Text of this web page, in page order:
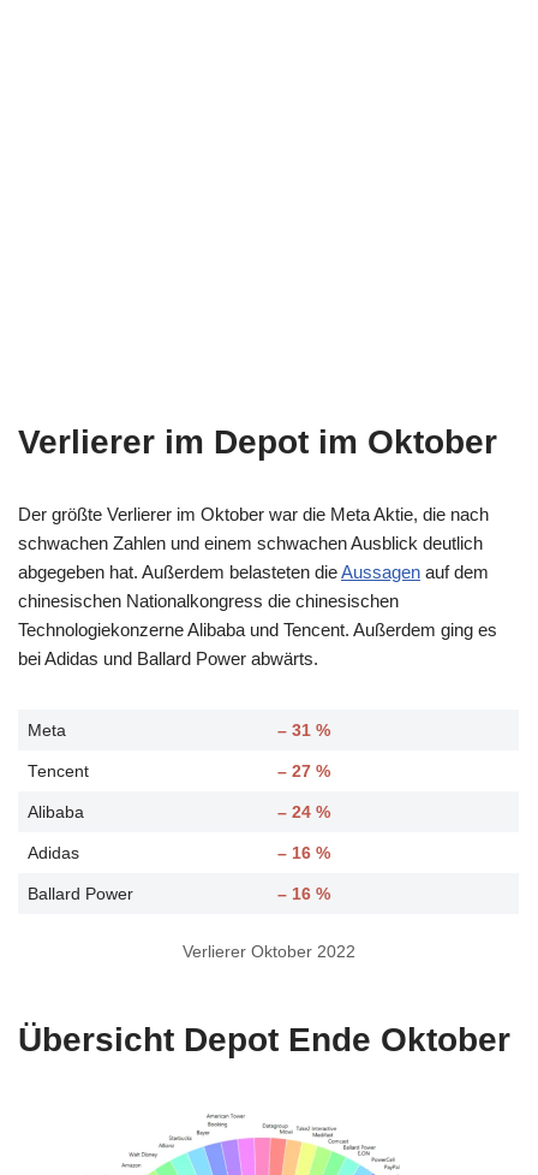
Verlierer im Depot im Oktober
Der größte Verlierer im Oktober war die Meta Aktie, die nach
schwachen Zahlen und einem schwachen Ausblick deutlich
abgegeben hat. Außerdem belasteten dieAussagen auf dem
chinesischen Nationalkongress die chinesischen
Technologiekonzerne Alibaba und Tencent. Außerdem ging es
bei Adidas und Ballard Power abwärts.
Meta – 31 %
Tencent – 27 %
Alibaba – 24 %
Adidas – 16 %
Ballard Power – 16 %
Verlierer Oktober 2022
Übersicht Depot Ende Oktober